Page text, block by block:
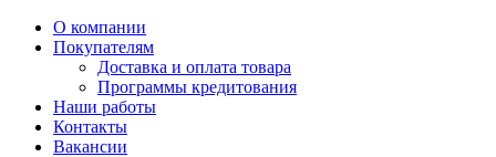
О компании
Покупателям
Доставка и оплата товара
Программы кредитования
Наши работы
Контакты
Вакансии